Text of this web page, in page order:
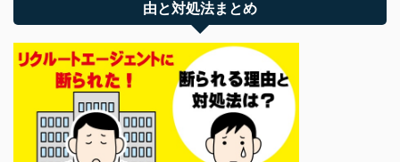
由と対処法まとめ